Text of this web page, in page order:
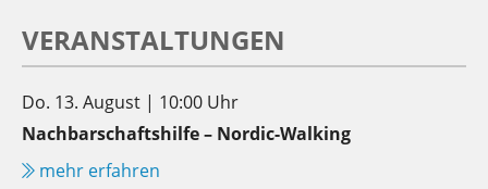
VERANSTALTUNGEN
Do. 13. August | 10:00 Uhr
Nachbarschaftshilfe – Nordic-Walking
mehr erfahren